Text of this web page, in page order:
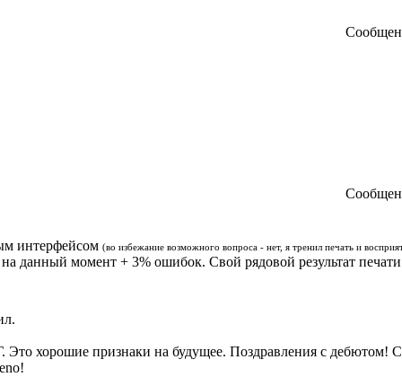
интерфейсом (во избежание возможного вопроса - нет, я тренил печать и
данный момент + 3% ошибок. Свой рядовой результат
хорошие признаки на будущее. Поздравления с дебютом!